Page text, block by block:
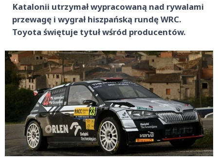
Katalonii utrzymał wypracowaną nad rywalami
przewagę i wygrał hiszpańską rundę WRC.
Toyota świętuje tytuł wśród producentów.